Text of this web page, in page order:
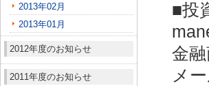
2013年02月
2013年01月
2012年度のお知らせ
2011年度のお知らせ
■投
金
メ